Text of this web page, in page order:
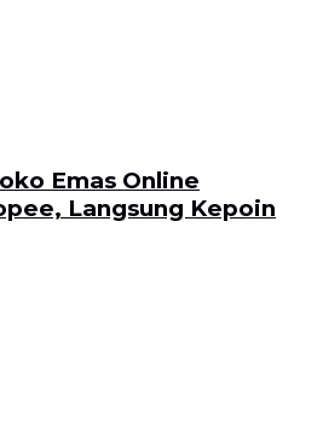
Emas Online
Langsung Kepoin